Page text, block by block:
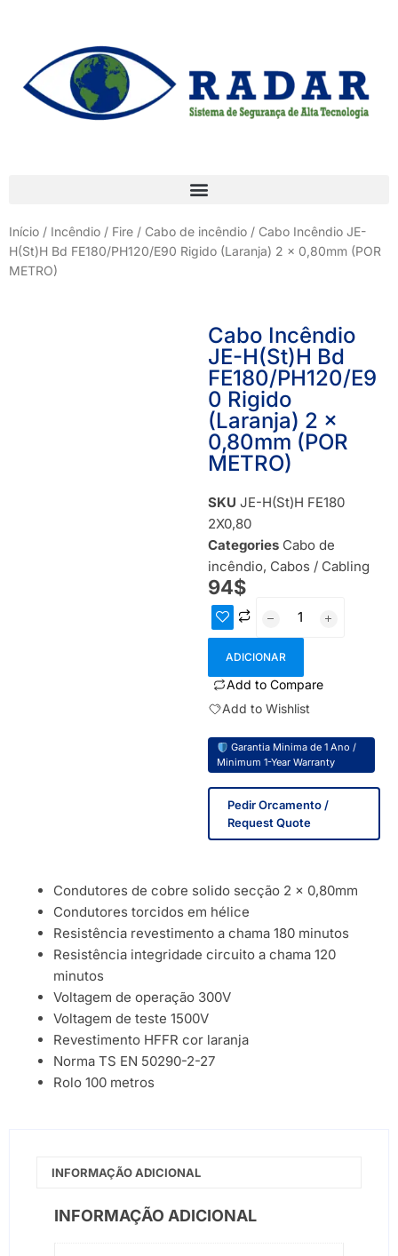
Início / Incêndio / Fire / Cabo de incêndio / Cabo Incêndio JE-
H(St)H Bd FE180/PH120/E90 Rigido (Laranja) 2 x 0,80mm (POR
METRO)
Cabo Incêndio
JE-H(St)H Bd
FE180/PH120/E9
0 Rigido
(Laranja) 2 x
0,80mm (POR
METRO)
SKU JE-H(St)H FE180
2X0,80
Categories Cabo de
incêndio, Cabos / Cabling
94$
ADICIONAR
Add to Compare
Add to Wishlist
Garantia Minima de 1 Ano /
Minimum 1-Year Warranty
Pedir Orcamento /
Request Quote
Condutores de cobre solido secção 2 x 0,80mm
Condutores torcidos em hélice
Resistência revestimento a chama 180 minutos
Resistência integridade circuito a chama 120
minutos
Voltagem de operação 300V
Voltagem de teste 1500V
Revestimento HFFR cor laranja
Norma TS EN 50290-2-27
Rolo 100 metros
INFORMAÇÃO ADICIONAL
INFORMAÇÃO ADICIONAL